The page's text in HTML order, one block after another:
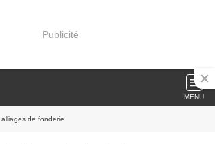
Publicité
MENU
de fonderie